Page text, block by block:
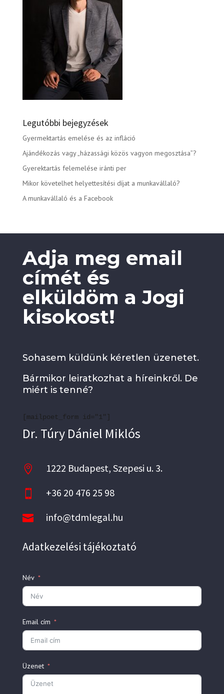
Legutóbbi bejegyzések
Gyermektartás emelése és az infláció
Ajándékozás vagy „házassági közös vagyon megosztása”?
Gyerektartás felemelése iránti per
Mikor követelhet helyettesítési díjat a munkavállaló?
A munkavállaló és a Facebook
Adja meg email
címét és
elküldöm a Jogi
kisokost!
Sohasem küldünk kéretlen üzenetet.
Bármikor leiratkozhat a híreinkről. De
miért is tenné?
[mailpoet_form id="1"]
Dr. Túry Dániel Miklós
 1222 Budapest, Szepesi u. 3.
 +36 20 476 25 98
 info@tdmlegal.hu
Adatkezelési tájékoztató
Név
Email cím
Üzenet